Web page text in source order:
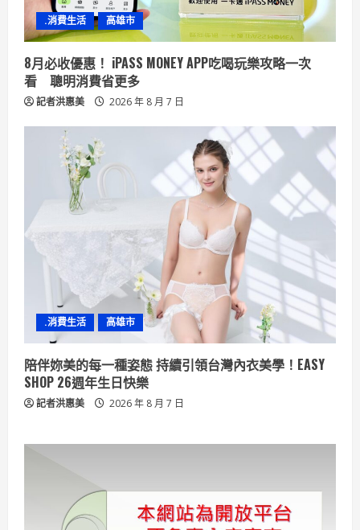
.消費生活 高雄市
8月必收優惠！ iPASS MONEY APP吃喝玩樂攻略一次
看 聰明消費省更多
記者洪惠美 2026 年 8 月 7 日
.消費生活 高雄市
陪伴妳美的每一種姿態 持續引領台灣內衣美學！EASY
SHOP 26週年生日快樂
記者洪惠美 2026 年 8 月 7 日